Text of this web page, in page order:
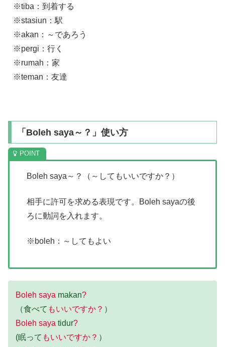
※tiba：到着する
※stasiun：駅
※akan：～であろう
※pergi：行く
※rumah：家
※teman：友達
「Boleh saya～？」使い方
Boleh saya～？（～してもいいですか？）
相手に許可を求める表現です。Boleh sayaの後
ろに動詞を入れます。
※boleh：～してもよい
Boleh saya makan?
（食べて もいいですか？ ）
Boleh saya tidur?
(眠って もいいですか？ ）